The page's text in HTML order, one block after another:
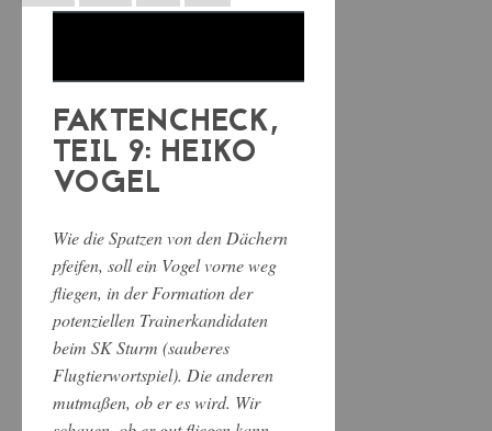
FAKTENCHECK,
TEIL 9: HEIKO
VOGEL
Wie die Spatzen von den Dächern
pfeifen, soll ein Vogel vorne weg
fliegen, in der Formation der
potenziellen Trainerkandidaten
beim SK Sturm (sauberes
Flugtierwortspiel). Die anderen
mutmaßen, ob er es wird. Wir